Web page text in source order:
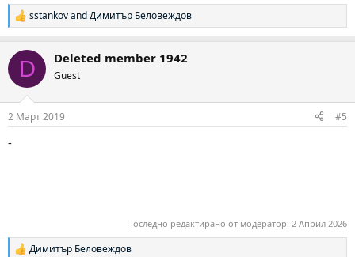
Р
е
к
и
sstankovandДимитър Беловеждов
D Deleted member 1942
Guest
2 Март 2019 #5
-
Последно редактирано от модератор: 2 Април 2026
Р
Димитър Беловеждов